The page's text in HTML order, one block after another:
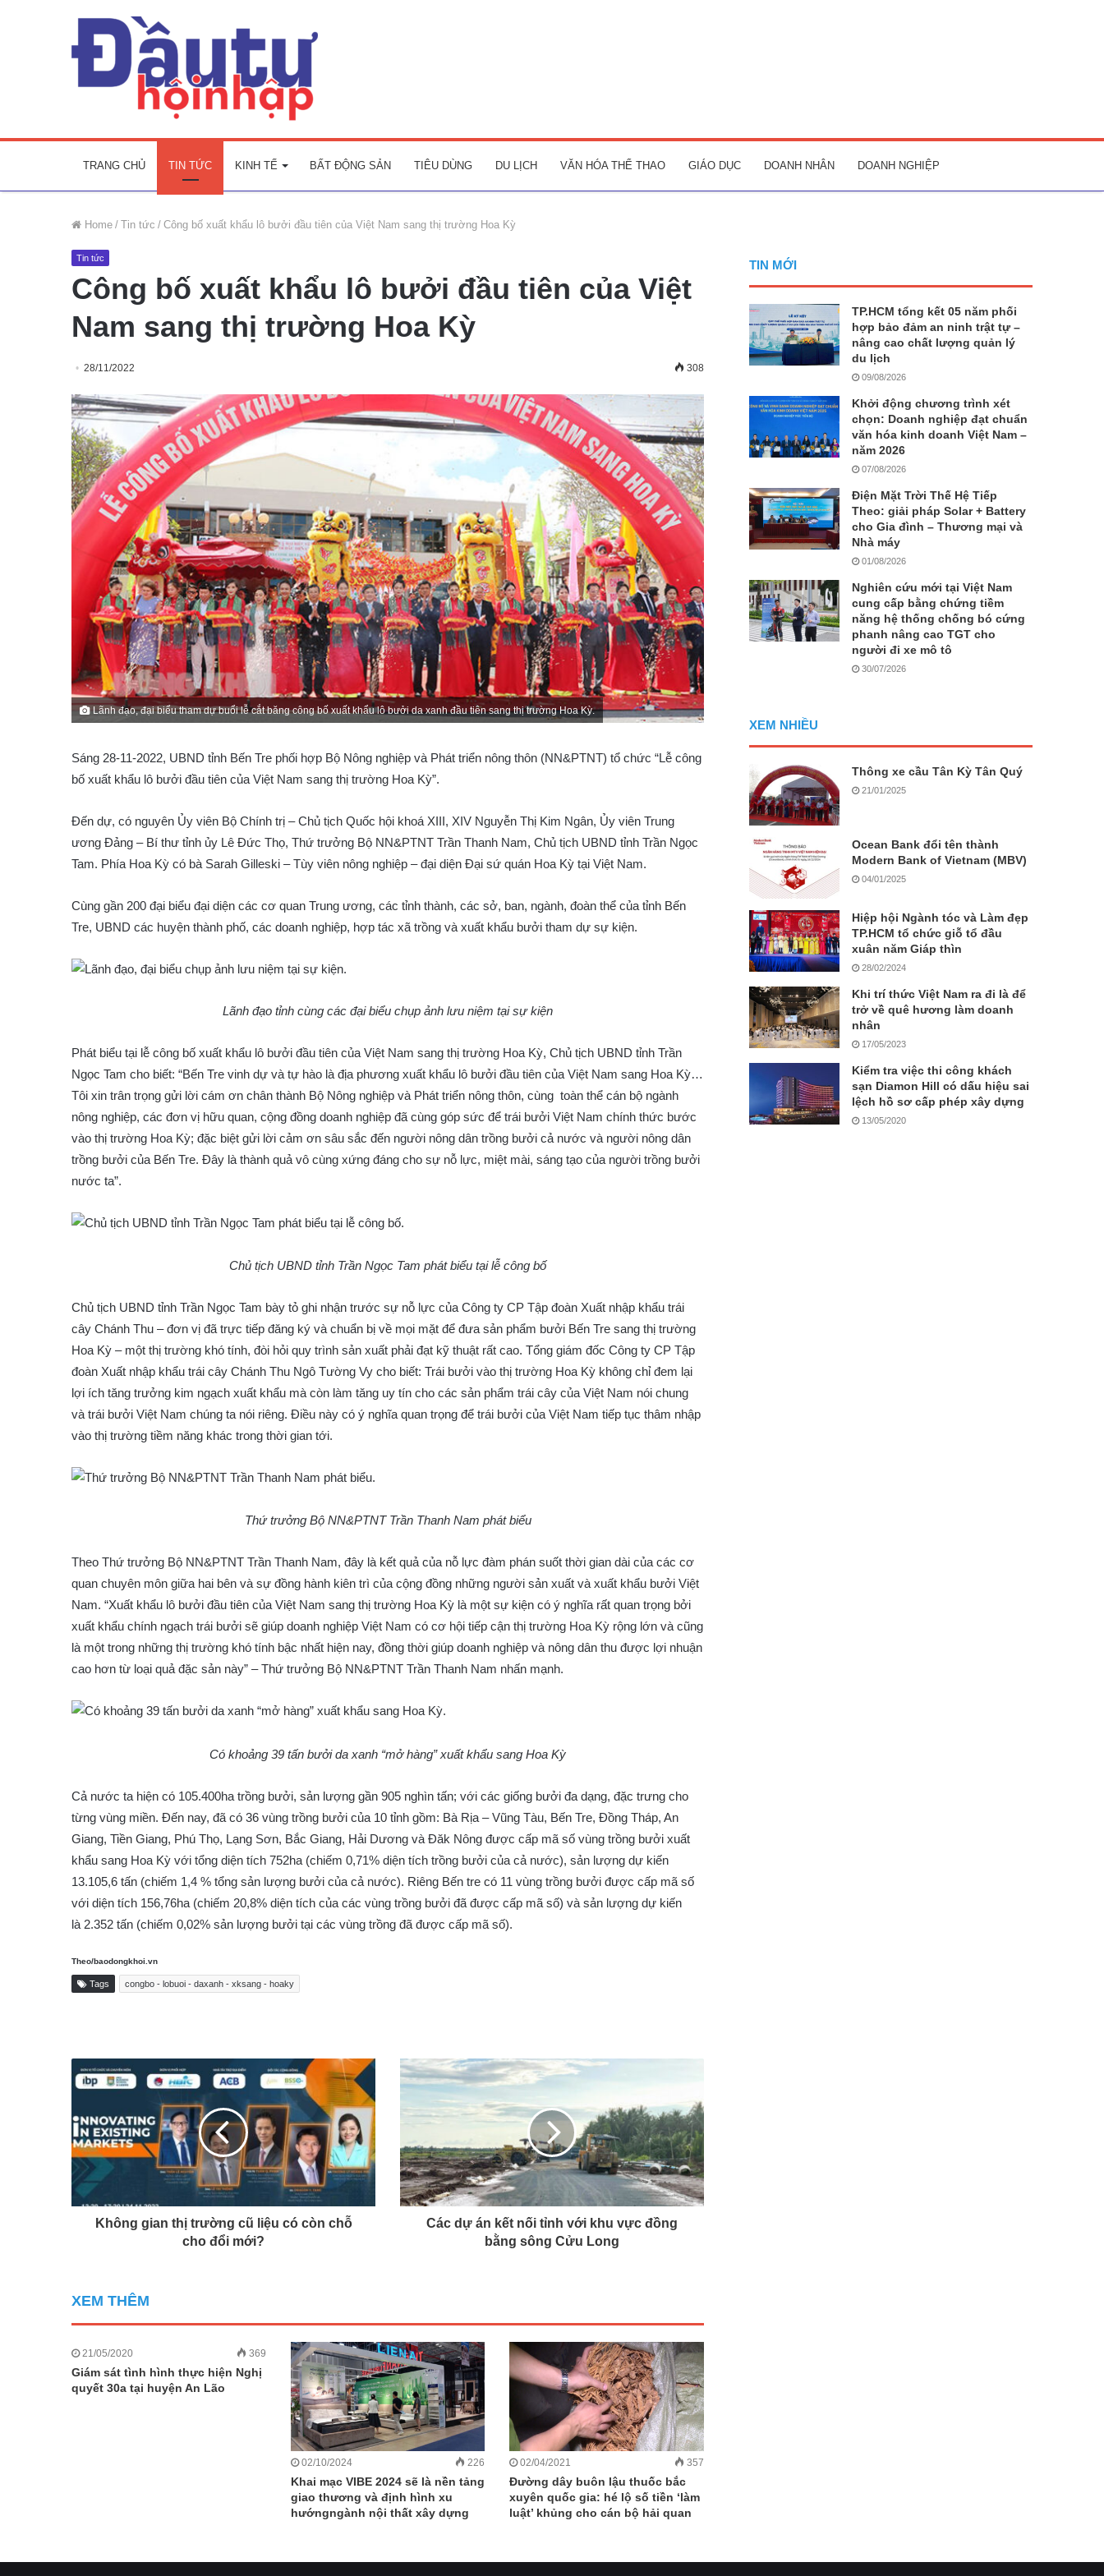
TRANG CHỦ TIN TỨC KINH TẾ BẤT ĐỘNG SẢN TIÊU DÙNG DU LỊCH VĂN HÓA THỂ THAO GIÁO DỤC DOANH NHÂN DOANH NGHIỆP
Home / Tin tức / Công bố xuất khẩu lô bưởi đầu tiên của Việt Nam sang thị trường Hoa Kỳ
Tin tức
Công bố xuất khẩu lô bưởi đầu tiên của Việt
Nam sang thị trường Hoa Kỳ
28/11/2022 308
Lãnh đạo, đại biểu tham dự buổi lễ cắt băng công bố xuất khẩu lô bưởi da xanh đầu tiên sang thị trường Hoa Kỳ.
Sáng 28-11-2022, UBND tỉnh Bến Tre phối hợp Bộ Nông nghiệp và Phát triển nông thôn (NN&PTNT) tổ chức “Lễ công
bố xuất khẩu lô bưởi đầu tiên của Việt Nam sang thị trường Hoa Kỳ”.
Đến dự, có nguyên Ủy viên Bộ Chính trị – Chủ tịch Quốc hội khoá XIII, XIV Nguyễn Thị Kim Ngân, Ủy viên Trung
ương Đảng – Bí thư tỉnh ủy Lê Đức Thọ, Thứ trưởng Bộ NN&PTNT Trần Thanh Nam, Chủ tịch UBND tỉnh Trần Ngọc
Tam. Phía Hoa Kỳ có bà Sarah Gilleski – Tùy viên nông nghiệp – đại diện Đại sứ quán Hoa Kỳ tại Việt Nam.
Cùng gần 200 đại biểu đại diện các cơ quan Trung ương, các tỉnh thành, các sở, ban, ngành, đoàn thể của tỉnh Bến
Tre, UBND các huyện thành phố, các doanh nghiệp, hợp tác xã trồng và xuất khẩu bưởi tham dự sự kiện.
Lãnh đạo tỉnh cùng các đại biểu chụp ảnh lưu niệm tại sự kiện
Phát biểu tại lễ công bố xuất khẩu lô bưởi đầu tiên của Việt Nam sang thị trường Hoa Kỳ, Chủ tịch UBND tỉnh Trần
Ngọc Tam cho biết: “Bến Tre vinh dự và tự hào là địa phương xuất khẩu lô bưởi đầu tiên của Việt Nam sang Hoa Kỳ…
Tôi xin trân trọng gửi lời cám ơn chân thành Bộ Nông nghiệp và Phát triển nông thôn, cùng toàn thể cán bộ ngành
nông nghiệp, các đơn vị hữu quan, cộng đồng doanh nghiệp đã cùng góp sức để trái bưởi Việt Nam chính thức bước
vào thị trường Hoa Kỳ; đặc biệt gửi lời cảm ơn sâu sắc đến người nông dân trồng bưởi cả nước và người nông dân
trồng bưởi của Bến Tre. Đây là thành quả vô cùng xứng đáng cho sự nỗ lực, miệt mài, sáng tạo của người trồng bưởi
nước ta”.
Chủ tịch UBND tỉnh Trần Ngọc Tam phát biểu tại lễ công bố
Chủ tịch UBND tỉnh Trần Ngọc Tam bày tỏ ghi nhận trước sự nỗ lực của Công ty CP Tập đoàn Xuất nhập khẩu trái
cây Chánh Thu – đơn vị đã trực tiếp đăng ký và chuẩn bị về mọi mặt để đưa sản phẩm bưởi Bến Tre sang thị trường
Hoa Kỳ – một thị trường khó tính, đòi hỏi quy trình sản xuất phải đạt kỹ thuật rất cao. Tổng giám đốc Công ty CP Tập
đoàn Xuất nhập khẩu trái cây Chánh Thu Ngô Tường Vy cho biết: Trái bưởi vào thị trường Hoa Kỳ không chỉ đem lại
lợi ích tăng trưởng kim ngạch xuất khẩu mà còn làm tăng uy tín cho các sản phẩm trái cây của Việt Nam nói chung
và trái bưởi Việt Nam chúng ta nói riêng. Điều này có ý nghĩa quan trọng để trái bưởi của Việt Nam tiếp tục thâm nhập
vào thị trường tiềm năng khác trong thời gian tới.
Thứ trưởng Bộ NN&PTNT Trần Thanh Nam phát biểu
Theo Thứ trưởng Bộ NN&PTNT Trần Thanh Nam, đây là kết quả của nỗ lực đàm phán suốt thời gian dài của các cơ
quan chuyên môn giữa hai bên và sự đồng hành kiên trì của cộng đồng những người sản xuất và xuất khẩu bưởi Việt
Nam. “Xuất khẩu lô bưởi đầu tiên của Việt Nam sang thị trường Hoa Kỳ là một sự kiện có ý nghĩa rất quan trọng bởi
xuất khẩu chính ngạch trái bưởi sẽ giúp doanh nghiệp Việt Nam có cơ hội tiếp cận thị trường Hoa Kỳ rộng lớn và cũng
là một trong những thị trường khó tính bậc nhất hiện nay, đồng thời giúp doanh nghiệp và nông dân thu được lợi nhuận
cao hơn từ loại quả đặc sản này” – Thứ trưởng Bộ NN&PTNT Trần Thanh Nam nhấn mạnh.
Có khoảng 39 tấn bưởi da xanh “mở hàng” xuất khẩu sang Hoa Kỳ
Cả nước ta hiện có 105.400ha trồng bưởi, sản lượng gần 905 nghìn tấn; với các giống bưởi đa dạng, đặc trưng cho
từng vùng miền. Đến nay, đã có 36 vùng trồng bưởi của 10 tỉnh gồm: Bà Rịa – Vũng Tàu, Bến Tre, Đồng Tháp, An
Giang, Tiền Giang, Phú Thọ, Lạng Sơn, Bắc Giang, Hải Dương và Đăk Nông được cấp mã số vùng trồng bưởi xuất
khẩu sang Hoa Kỳ với tổng diện tích 752ha (chiếm 0,71% diện tích trồng bưởi của cả nước), sản lượng dự kiến
13.105,6 tấn (chiếm 1,4 % tổng sản lượng bưởi của cả nước). Riêng Bến tre có 11 vùng trồng bưởi được cấp mã số
với diện tích 156,76ha (chiếm 20,8% diện tích của các vùng trồng bưởi đã được cấp mã số) và sản lượng dự kiến
là 2.352 tấn (chiếm 0,02% sản lượng bưởi tại các vùng trồng đã được cấp mã số).
Theo/baodongkhoi.vn
Tags congbo - lobuoi - daxanh - xksang - hoaky
Không gian thị trường cũ liệu có còn chỗ
cho đổi mới?
Các dự án kết nối tỉnh với khu vực đồng
bằng sông Cửu Long
XEM THÊM
21/05/2020 369
Giám sát tình hình thực hiện Nghị
quyết 30a tại huyện An Lão
02/10/2024 226
Khai mạc VIBE 2024 sẽ là nền tảng
giao thương và định hình xu
hướngngành nội thất xây dựng
02/04/2021 357
Đường dây buôn lậu thuốc bắc
xuyên quốc gia: hé lộ số tiền ‘làm
luật’ khủng cho cán bộ hải quan
TIN MỚI
TP.HCM tổng kết 05 năm phối
hợp bảo đảm an ninh trật tự –
nâng cao chất lượng quản lý
du lịch
09/08/2026
Khởi động chương trình xét
chọn: Doanh nghiệp đạt chuẩn
văn hóa kinh doanh Việt Nam –
năm 2026
07/08/2026
Điện Mặt Trời Thế Hệ Tiếp
Theo: giải pháp Solar + Battery
cho Gia đình – Thương mại và
Nhà máy
01/08/2026
Nghiên cứu mới tại Việt Nam
cung cấp bằng chứng tiềm
năng hệ thống chống bó cứng
phanh nâng cao TGT cho
người đi xe mô tô
30/07/2026
XEM NHIỀU
Thông xe cầu Tân Kỳ Tân Quý
21/01/2025
Ocean Bank đổi tên thành
Modern Bank of Vietnam (MBV)
04/01/2025
Hiệp hội Ngành tóc và Làm đẹp
TP.HCM tổ chức giỗ tổ đầu
xuân năm Giáp thìn
28/02/2024
Khi trí thức Việt Nam ra đi là để
trở về quê hương làm doanh
nhân
17/05/2023
Kiểm tra việc thi công khách
sạn Diamon Hill có dấu hiệu sai
lệch hồ sơ cấp phép xây dựng
13/05/2020